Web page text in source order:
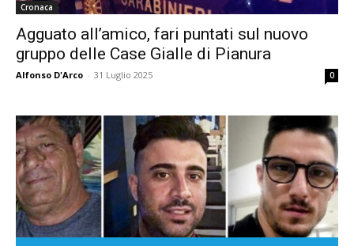
Cronaca
Agguato all’amico, fari puntati sul nuovo
gruppo delle Case Gialle di Pianura
Alfonso D'Arco - 31 Luglio 2025 0